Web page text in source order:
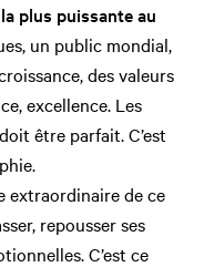
plus puissante au
un public mondial,
des valeurs
excellence. Les
être parfait. C’est
extraordinaire de ce
repousser ses
C’est ce